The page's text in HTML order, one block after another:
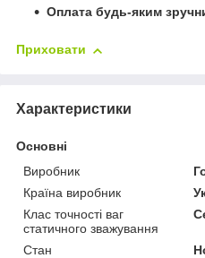
Оплата будь-яким
Приховати
Характеристики
Основні
Виробник
Країна виробник
Клас точності ваг
статичного зважування
Стан